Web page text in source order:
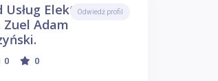
Usług Elektrycznych
Zuel Adam
0 0
Odwiedź profil